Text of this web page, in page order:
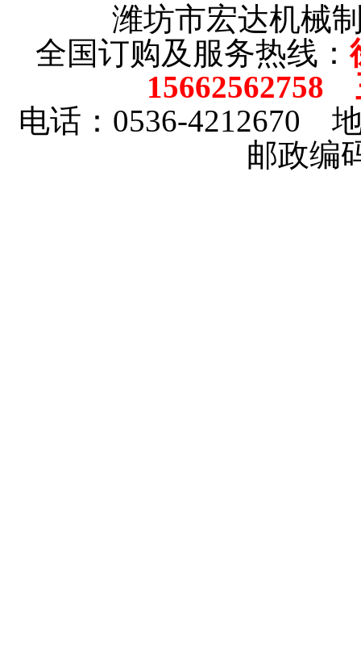
潍坊市宏达机械
全国订购及服务热线：
15662562758
电话：0536-4212670
邮政编